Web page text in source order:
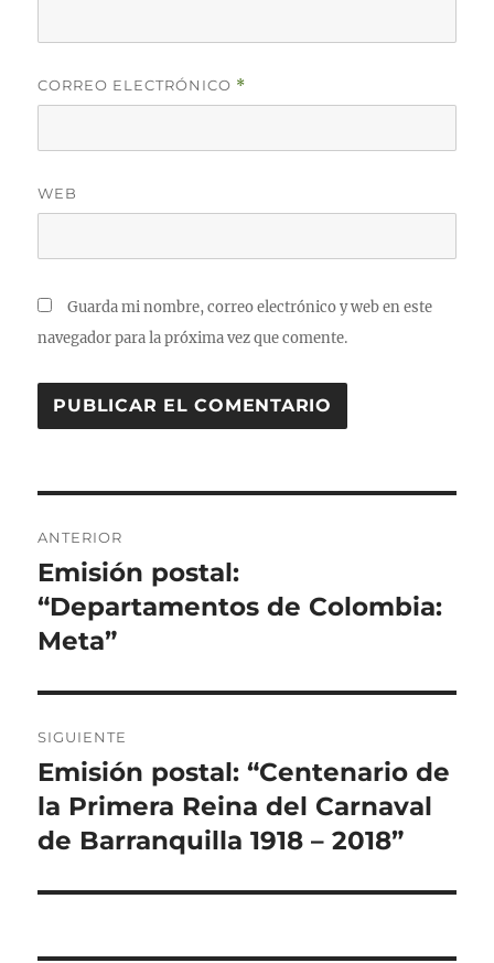
CORREO ELECTRÓNICO *
WEB
Guarda mi nombre, correo electrónico y web en este
navegador para la próxima vez que comente.
de
entradas
ANTERIOR
Entrada
anterior:
Emisión postal:
“Departamentos de Colombia:
Meta”
SIGUIENTE
Entrada
siguiente:
Emisión postal: “Centenario de
la Primera Reina del Carnaval
de Barranquilla 1918 – 2018”